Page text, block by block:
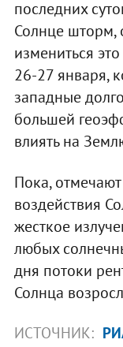
последних
Солнце шторм,
измениться
26-27 января,
западные
большей
влиять на
Пока,
воздействия
жесткое
любых
дня потоки
Солнца
ИСТОЧНИК: